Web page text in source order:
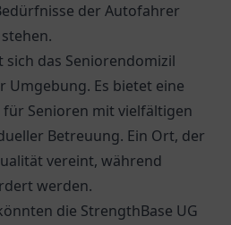
der Autofahrer
sich das Seniorendomizil
Umgebung. Es bietet eine
Senioren mit vielfältigen
Betreuung. Ein Ort, der
vereint, während
werden.
die StrengthBase UG